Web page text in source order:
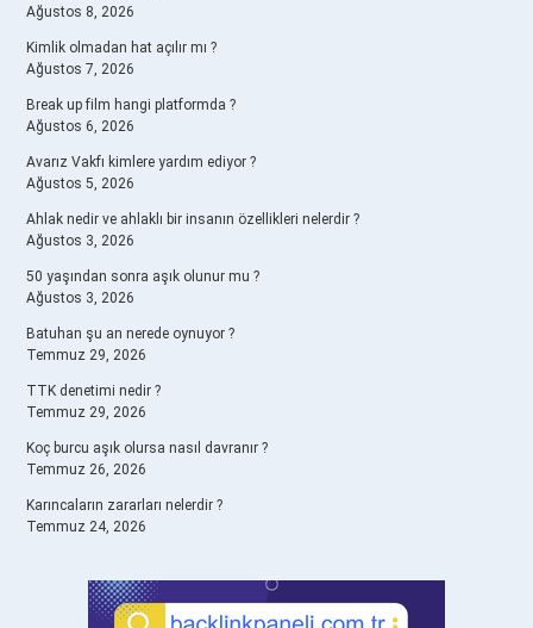
Ağustos 8, 2026
Kimlik olmadan hat açılır mı ?
Ağustos 7, 2026
Break up film hangi platformda ?
Ağustos 6, 2026
Avarız Vakfı kimlere yardım ediyor ?
Ağustos 5, 2026
Ahlak nedir ve ahlaklı bir insanın özellikleri nelerdir ?
Ağustos 3, 2026
50 yaşından sonra aşık olunur mu ?
Ağustos 3, 2026
Batuhan şu an nerede oynuyor ?
Temmuz 29, 2026
TTK denetimi nedir ?
Temmuz 29, 2026
Koç burcu aşık olursa nasıl davranır ?
Temmuz 26, 2026
Karıncaların zararları nelerdir ?
Temmuz 24, 2026